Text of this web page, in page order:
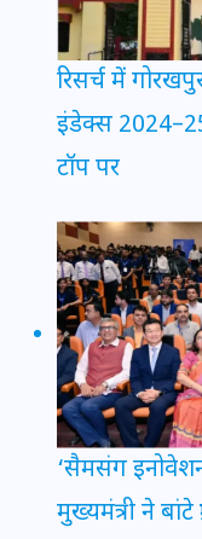
रिसर्च में
इंडेक्स 2024–25
टॉप पर
‘सैमसंग
मुख्यमंत्री ने बांटे